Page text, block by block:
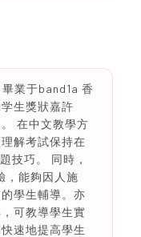
業于band1a 香
生獎狀嘉許
在中文教學方
解考試保持在
技巧。 同時，
，能夠因人施
學生輔導。亦
可教導學生實
速地提高學生